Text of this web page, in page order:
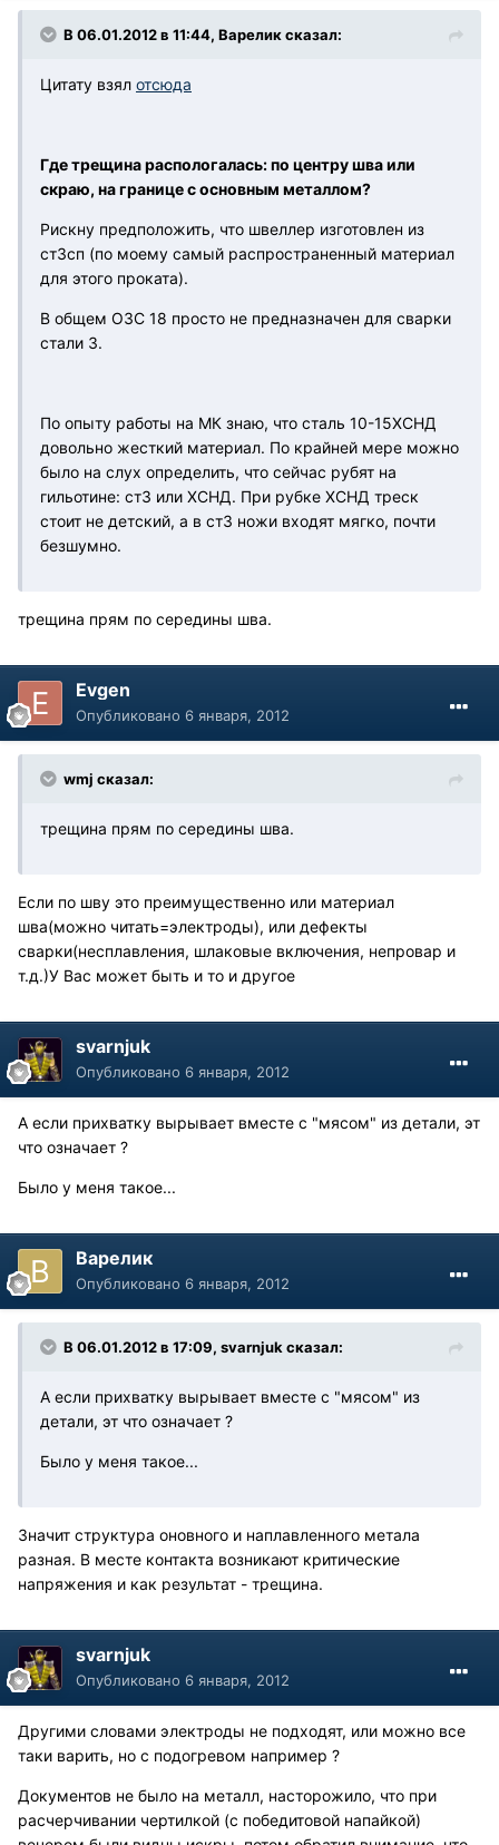
В 06.01.2012 в 11:44, Варелик сказал:
Цитату взял отсюда
Где трещина распологалась: по центру шва или
скраю, на границе с основным металлом?
Рискну предположить, что швеллер изготовлен из
ст3сп (по моему самый распространенный материал
для этого проката).
В общем ОЗС 18 просто не предназначен для сварки
стали 3.
По опыту работы на МК знаю, что сталь 10-15ХСНД
довольно жесткий материал. По крайней мере можно
было на слух определить, что сейчас рубят на
гильотине: ст3 или ХСНД. При рубке ХСНД треск
стоит не детский, а в ст3 ножи входят мягко, почти
безшумно.
трещина прям по середины шва.
Evgen
Опубликовано 6 января, 2012
wmj сказал:
трещина прям по середины шва.
Если по шву это преимущественно или материал
шва(можно читать=электроды), или дефекты
сварки(несплавления, шлаковые включения, непровар и
т.д.)У Вас может быть и то и другое
svarnjuk
Опубликовано 6 января, 2012
А если прихватку вырывает вместе с "мясом" из детали, эт
что означает ?
Было у меня такое...
Варелик
Опубликовано 6 января, 2012
В 06.01.2012 в 17:09, svarnjuk сказал:
А если прихватку вырывает вместе с "мясом" из
детали, эт что означает ?
Было у меня такое...
Значит структура оновного и наплавленного метала
разная. В месте контакта возникают критические
напряжения и как результат - трещина.
svarnjuk
Опубликовано 6 января, 2012
Другими словами электроды не подходят, или можно все
таки варить, но с подогревом например ?
Документов не было на металл, насторожило, что при
расчерчивании чертилкой (с победитовой напайкой)